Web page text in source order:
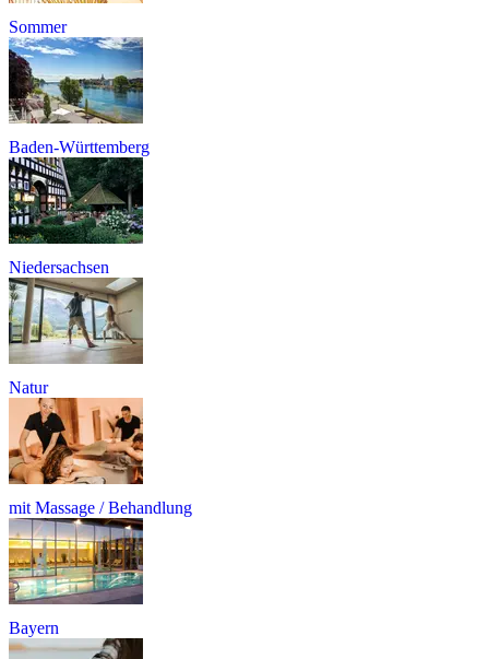
Sommer
Baden-Württemberg
Niedersachsen
Natur
mit Massage / Behandlung
Bayern